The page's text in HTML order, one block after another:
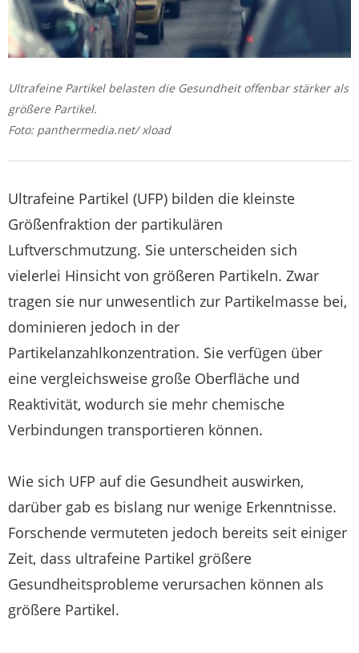
Ultrafeine Partikel belasten die Gesundheit offenbar stärker als
größere Partikel.
Foto: panthermedia.net/ xload
Ultrafeine Partikel (UFP) bilden die kleinste
Größenfraktion der partikulären
Luftverschmutzung. Sie unterscheiden sich
vielerlei Hinsicht von größeren Partikeln. Zwar
tragen sie nur unwesentlich zur Partikelmasse bei,
dominieren jedoch in der
Partikelanzahlkonzentration. Sie verfügen über
eine vergleichsweise große Oberfläche und
Reaktivität, wodurch sie mehr chemische
Verbindungen transportieren können.
Wie sich UFP auf die Gesundheit auswirken,
darüber gab es bislang nur wenige Erkenntnisse.
Forschende vermuteten jedoch bereits seit einiger
Zeit, dass ultrafeine Partikel größere
Gesundheitsprobleme verursachen können als
größere Partikel.